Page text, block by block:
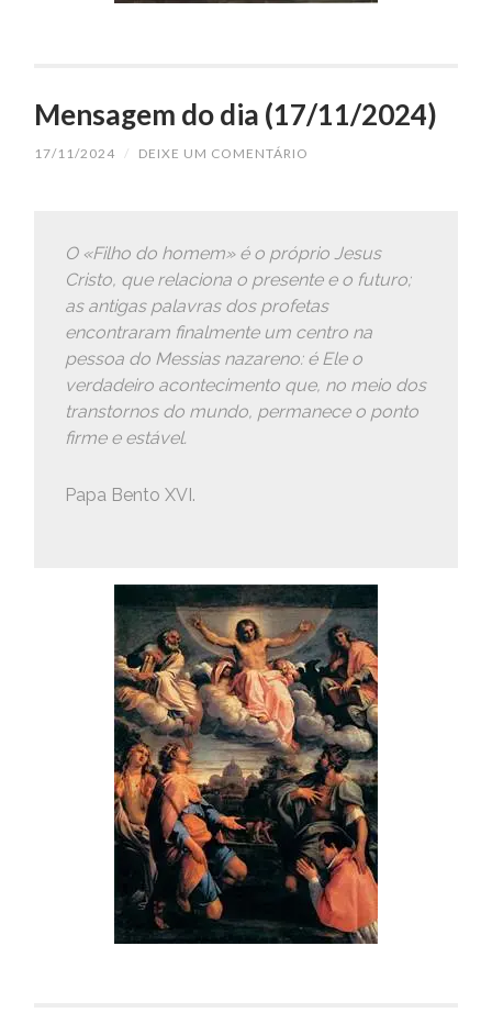
Mensagem do dia (17/11/2024)
17/11/2024 / DEIXE UM COMENTÁRIO
O «Filho do homem» é o próprio Jesus
Cristo, que relaciona o presente e o futuro;
as antigas palavras dos profetas
encontraram finalmente um centro na
pessoa do Messias nazareno: é Ele o
verdadeiro acontecimento que, no meio dos
transtornos do mundo, permanece o ponto
firme e estável.
Papa Bento XVI.